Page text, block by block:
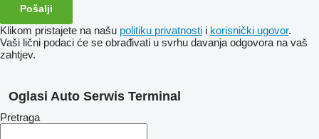
Klikom pristajete na našu politiku privatnosti i korisnički ugovor.
Vaši lični podaci će se obrađivati ​​u svrhu davanja odgovora na vaš
zahtjev.
Oglasi Auto Serwis Terminal
Pretraga